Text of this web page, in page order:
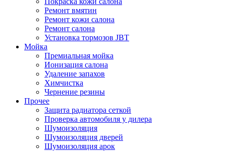
Ремонт вмятин
Ремонт кожи салона
Ремонт салона
Установка тормозов JBT
Мойка
Премиальная мойка
Ионизация салона
Удаление запахов
Химчистка
Чернение резины
Прочее
Защита радиатора сеткой
Проверка автомобиля у дилера
Шумоизоляция
Шумоизоляция дверей
Шумоизоляция арок